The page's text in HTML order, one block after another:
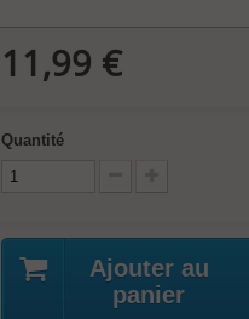
11,99 €
Quantité
Ajouter au
panier